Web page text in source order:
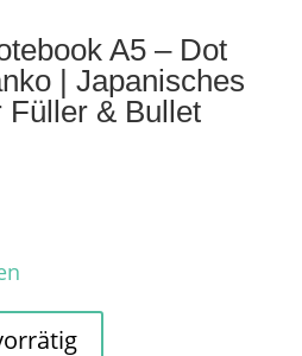
A5 – Dot
| Japanisches
Füller & Bullet